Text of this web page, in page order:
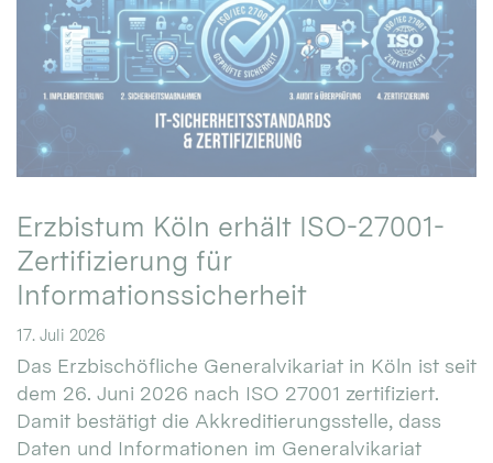
Erzbistum Köln erhält ISO-27001-
Zertifizierung für
Informationssicherheit
17. Juli 2026
Das Erzbischöfliche Generalvikariat in Köln ist seit
dem 26. Juni 2026 nach ISO 27001 zertifiziert.
Damit bestätigt die Akkreditierungsstelle, dass
Daten und Informationen im Generalvikariat